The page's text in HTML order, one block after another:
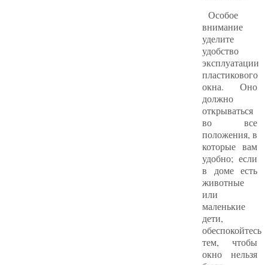
Особое
внимание
уделите
удобство
эксплуатации
пластикового
окна. Оно
должно
открываться
во все
положения, в
которые вам
удобно; если
в доме есть
животные
или
маленькие
дети,
обеспокойтесь
тем, чтобы
окно нельзя